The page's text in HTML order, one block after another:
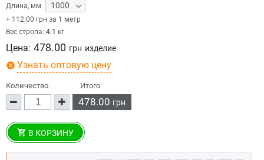
Длина, мм 1000
+ 112.00 грн за 1 метр
Вес стропа: 4.1 кг
Цена: 478.00 грн изделие
Узнать оптовую цену
Количество Итого
478.00 грн
В КОРЗИНУ